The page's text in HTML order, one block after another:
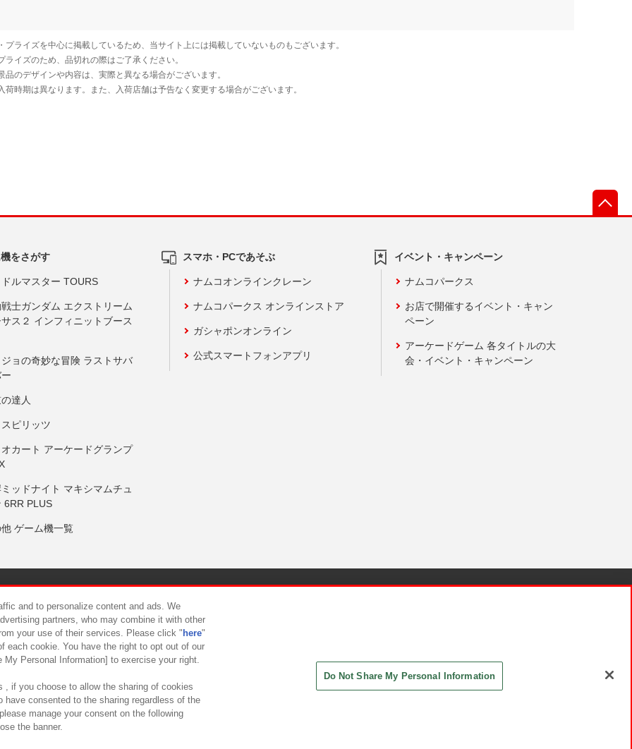
をさがす
ルマスター TOURS
士ガンダム エクストリーム
ス２ インフィニットブース
ョの奇妙な冒険 ラストサバ
達人
ピリッツ
カート アーケードグランプ
ッドナイト マキシマムチュ
6RR PLUS
ゲーム機一覧
スマホ・PCであそぶ
ナムコオンラインクレーン
ナムコパークス オンラインストア
ガシャポンオンライン
公式スマートフォンアプリ
イベント・キャンペーン
ナムコパークス
お店で開催するイベント・キャン
ペーン
アーケードゲーム 各タイトルの大
会・イベント・キャンペーン
について カスタマーハラスメント対応方針
and to personalize content and ads. We
partners, who may combine it with other
your use of their services. Please click " here"
each cookie. You have the right to opt out of our
Personal Information] to exercise your right.
, if you choose to allow the sharing of cookies
have consented to the sharing regardless of the
manage your consent on the following
the banner.
Do Not Share My Personal Information